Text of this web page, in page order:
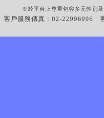
※於平台上尊重包容多元性別
客戶服務傳真：02-22996996